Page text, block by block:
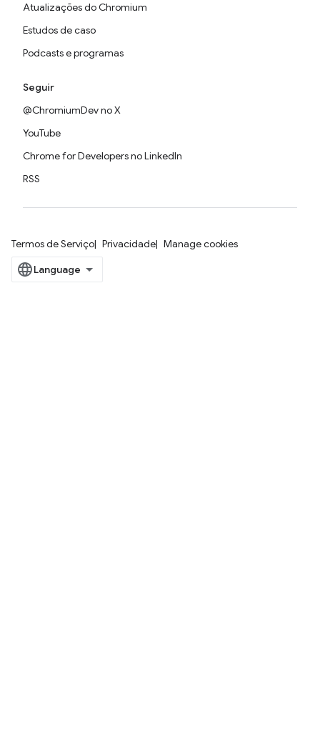
Atualizações do Chromium
Estudos de caso
Podcasts e programas
Seguir
@ChromiumDev no X
YouTube
Chrome for Developers no LinkedIn
RSS
Termos de Serviço Privacidade Manage cookies